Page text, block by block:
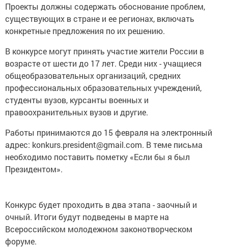
Проекты должны содержать обоснование проблем,
существующих в стране и ее регионах, включать
конкретные предложения по их решению.
В конкурсе могут принять участие жители России в
возрасте от шести до 17 лет. Среди них - учащиеся
общеобразовательных организаций, средних
профессиональных образовательных учреждений,
студенты вузов, курсанты военных и
правоохранительных вузов и другие.
Работы принимаются до 15 февраля на электронный
адрес: konkurs.president@gmail.com. В теме письма
необходимо поставить пометку «Если бы я был
Президентом».
Конкурс будет проходить в два этапа - заочный и
очный. Итоги будут подведены в марте на
Всероссийском молодежном законотворческом
форуме.